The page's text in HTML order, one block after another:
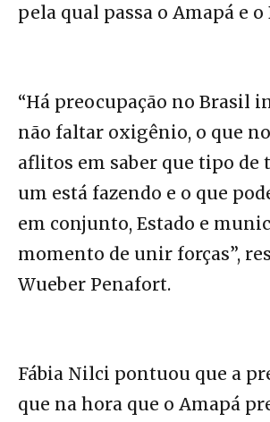
pela qual passa o Amapá e o
“Há preocupação no Brasil
não faltar oxigênio, o que
aflitos em saber que tipo de
um está fazendo e o que
em conjunto, Estado e
momento de unir forças”,
Wueber Penafort.
Fábia Nilci pontuou que a
que na hora que o Amapá